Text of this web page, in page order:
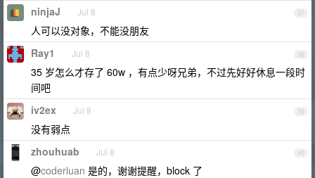
37
ninjaJ Jul 8
人可以没对象，不能没朋友
38
Ray1 Jul 8
35 岁怎么才存了 60w ，有点少呀兄弟，不过先好好休息一段时
间吧
39
iv2ex Jul 8
没有弱点
40
zhouhuab Jul 8
@coderluan 是的，谢谢提醒，block 了